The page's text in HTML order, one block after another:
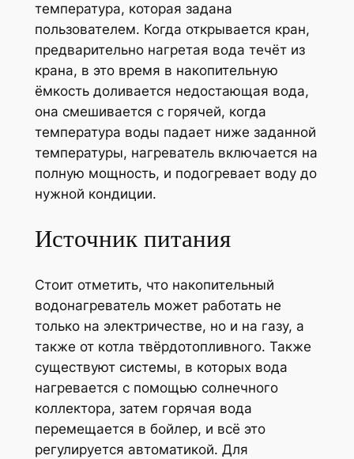
температура, которая задана
пользователем. Когда открывается кран,
предварительно нагретая вода течёт из
крана, в это время в накопительную
ёмкость доливается недостающая вода,
она смешивается с горячей, когда
температура воды падает ниже заданной
температуры, нагреватель включается на
полную мощность, и подогревает воду до
нужной кондиции.
Источник питания
Стоит отметить, что накопительный
водонагреватель может работать не
только на электричестве, но и на газу, а
также от котла твёрдотопливного. Также
существуют системы, в которых вода
нагревается с помощью солнечного
коллектора, затем горячая вода
перемещается в бойлер, и всё это
регулируется автоматикой. Для